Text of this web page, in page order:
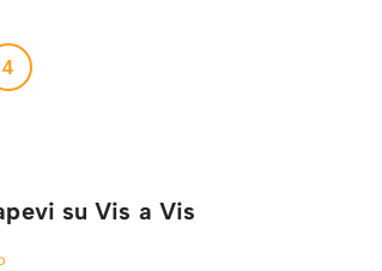
4
su Vis a Vis